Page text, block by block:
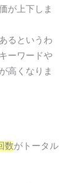
が上下しま
るというわ
ーワードや
高くなりま
数がトータル